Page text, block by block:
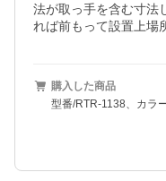
法が取っ手を含む寸法
れば前もって設置上場
購入した商品
型番/RTR-1138、カラ